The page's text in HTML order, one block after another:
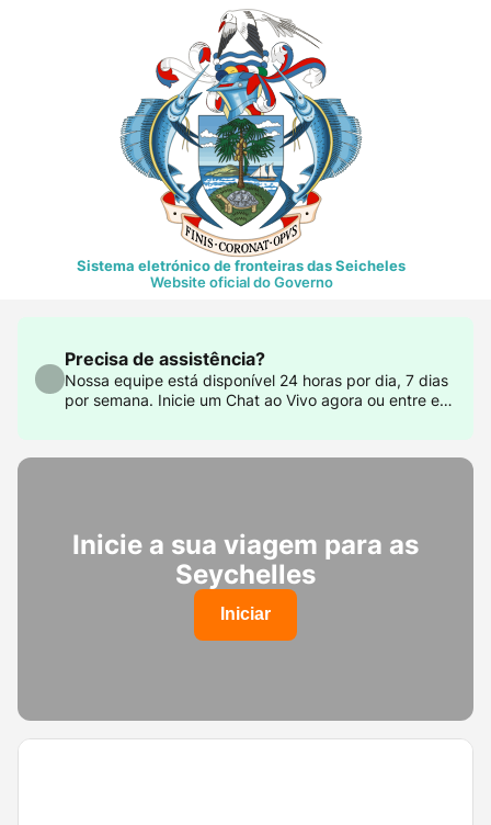
Sistema eletrónico de fronteiras das Seicheles
Website oficial do Governo
Precisa de assistência?
Nossa equipe está disponível 24 horas por dia, 7 dias
por semana. Inicie um Chat ao Vivo agora ou entre em
Inicie a sua viagem para as
Seychelles
Iniciar